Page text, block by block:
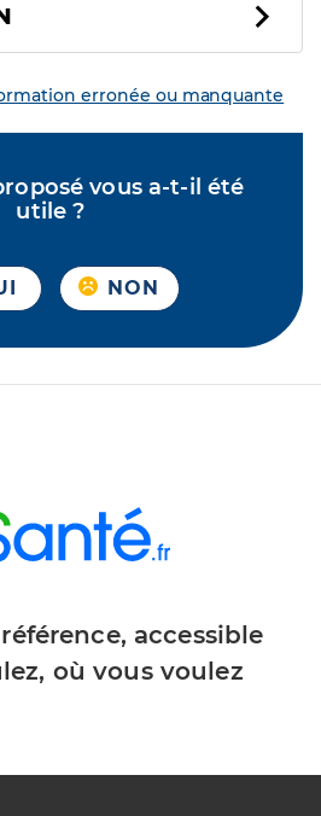
erronée ou manquante
vous a-t-il été
utile ?
NON
accessible
où vous voulez